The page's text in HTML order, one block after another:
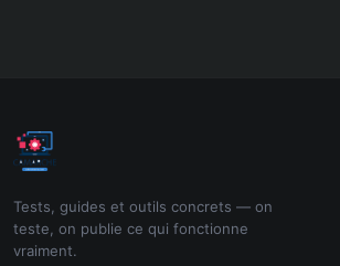
Tests, guides et outils concrets — on
teste, on publie ce qui fonctionne
vraiment.